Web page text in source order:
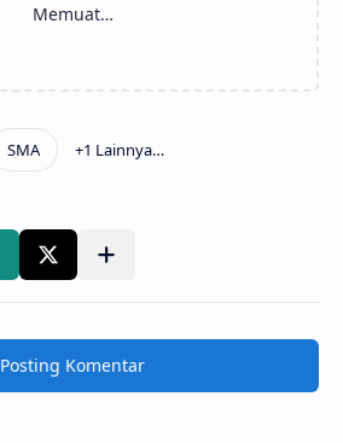
Posting Komentar